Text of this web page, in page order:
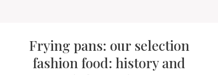
Frying pans: our selection
fashion food: history and